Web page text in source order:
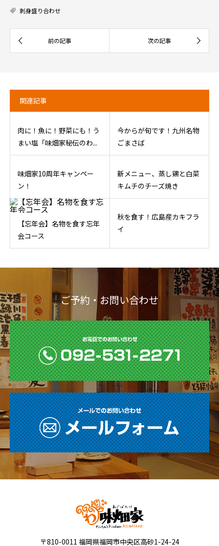
刺身盛り合わせ
関連記事
肉に！魚に！野菜にも！う
まい塩「味畑家秘伝のわ...
今からが旬です！九州名物
ごまさば
味畑家10周年キャンペー
ン！
新メニュー、蒸し鶏と白菜
キムチのチーズ焼き
【忘年会】名物を食す忘年
会コース
秋を食す！広島産カキフラ
イ
ご予約・お問い合わせ
〒810-0011 福岡県福岡市中央区高砂1-24-24